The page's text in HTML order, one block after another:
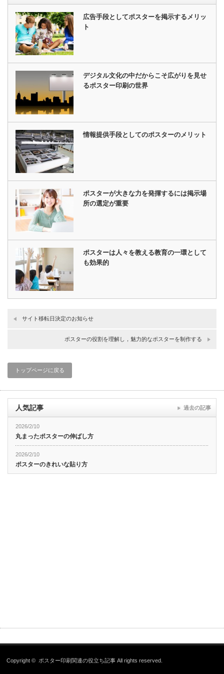
広告手段としてポスターを掲示するメリッ
ト
デジタル文化の中だからこそ広がりを見せ
るポスター印刷の世界
情報提供手段としてのポスターのメリット
ポスターが大きな力を発揮するには掲示場
所の選定が重要
ポスターは人々を教える教育の一環として
も効果的
サイト移転日決定のお知らせ
ポスターの役割を理解し，魅力的なポスターを制作する
トップページに戻る
人気記事
2026/2/10
丸まったポスターの伸ばし方
2026/2/10
ポスターのきれいな貼り方
過去の記事
Copyright © ポスター印刷関連の役立ち記事 All rights reserved.